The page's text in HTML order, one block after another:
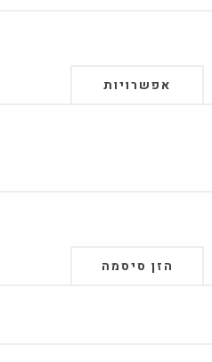
אפשרויות
הזן סיסמה